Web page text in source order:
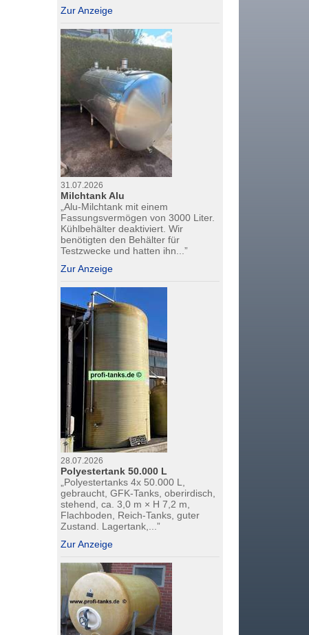
Zur Anzeige
31.07.2026
Milchtank Alu
„Alu-Milchtank mit einem
Fassungsvermögen von 3000 Liter.
Kühlbehälter deaktiviert. Wir
benötigten den Behälter für
Testzwecke und hatten ihn...”
Zur Anzeige
28.07.2026
Polyestertank 50.000 L
„Polyestertanks 4x 50.000 L,
gebraucht, GFK-Tanks, oberirdisch,
stehend, ca. 3,0 m × H 7,2 m,
Flachboden, Reich-Tanks, guter
Zustand. Lagertank,...”
Zur Anzeige